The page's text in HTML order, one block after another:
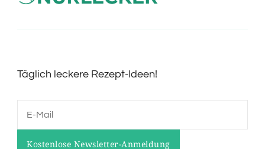
Täglich leckere Rezept-Ideen!